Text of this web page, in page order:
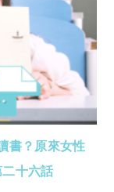
書？原來女性
十六話